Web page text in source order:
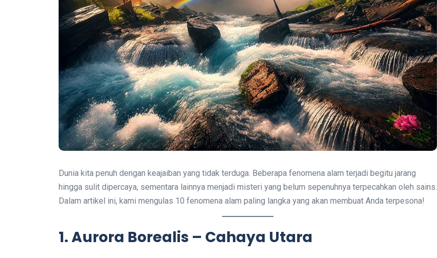
Dunia kita penuh dengan keajaiban yang tidak terduga. Beberapa fenomena alam terjadi begitu jarang
hingga sulit dipercaya, sementara lainnya menjadi misteri yang belum sepenuhnya terpecahkan oleh sains.
Dalam artikel ini, kami mengulas 10 fenomena alam paling langka yang akan membuat Anda terpesona!
1. Aurora Borealis – Cahaya Utara